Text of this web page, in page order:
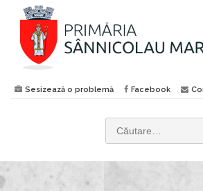
Sesizează o problemă Facebook